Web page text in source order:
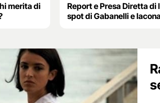
merita di
Report e Presa Diretta di
spot di Gabanelli e